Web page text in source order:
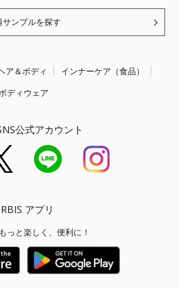
サンプルを探す
ア＆ボディ
インナーケア（食品）
ディウェア
公式アカウント
アプリ
っと楽しく、便利に！